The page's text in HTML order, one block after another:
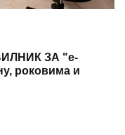
ЗА "е-
роковима и